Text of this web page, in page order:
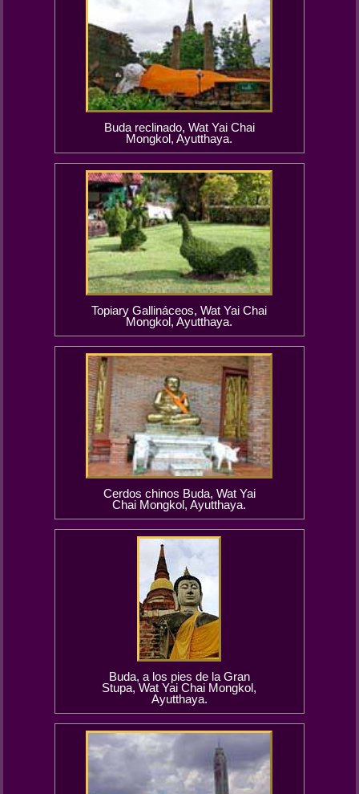
Buda reclinado, Wat Yai Chai
Mongkol, Ayutthaya.
Topiary Gallináceos, Wat Yai Chai
Mongkol, Ayutthaya.
Cerdos chinos Buda, Wat Yai
Chai Mongkol, Ayutthaya.
Buda, a los pies de la Gran
Stupa, Wat Yai Chai Mongkol,
Ayutthaya.